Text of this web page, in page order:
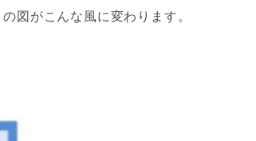
図がこんな風に変わります。